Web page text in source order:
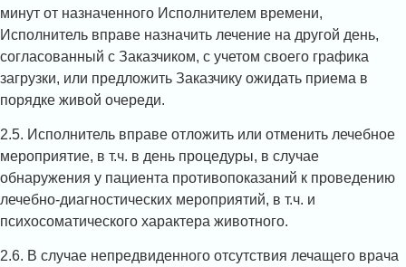
минут от назначенного Исполнителем времени,
Исполнитель вправе назначить лечение на другой день,
согласованный с Заказчиком, с учетом своего графика
загрузки, или предложить Заказчику ожидать приема в
порядке живой очереди.
2.5. Исполнитель вправе отложить или отменить лечебное
мероприятие, в т.ч. в день процедуры, в случае
обнаружения у пациента противопоказаний к проведению
лечебно-диагностических мероприятий, в т.ч. и
психосоматического характера животного.
2.6. В случае непредвиденного отсутствия лечащего врача